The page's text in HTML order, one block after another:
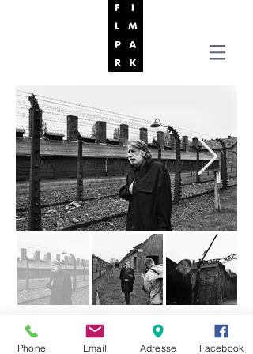
©
FILMPARK
Phone Email Adresse Facebook